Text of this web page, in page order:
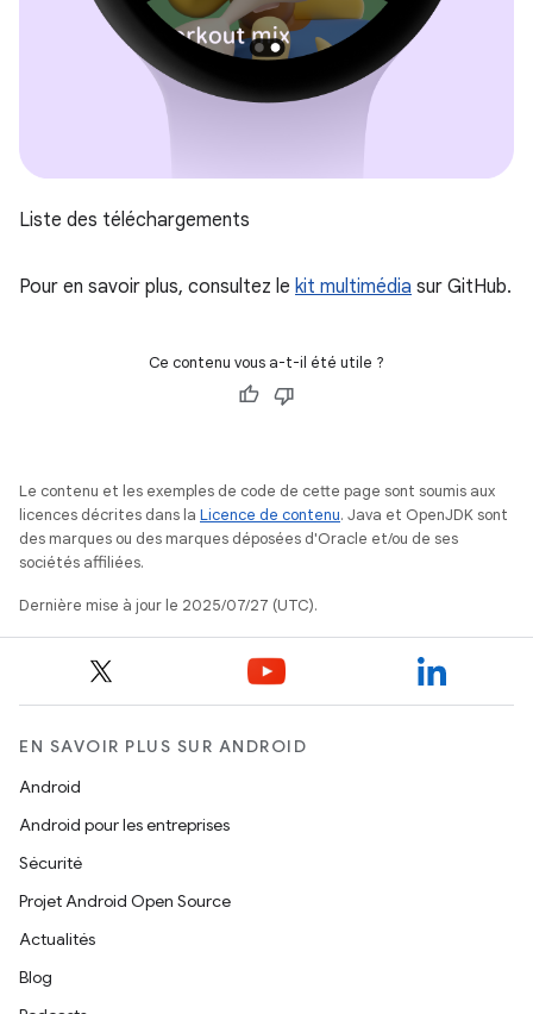
Liste des téléchargements
Pour en savoir plus, consultez le kit multimédia sur GitHub.
Ce contenu vous a-t-il été utile ?
Le contenu et les exemples de code de cette page sont soumis aux
licences décrites dans la Licence de contenu. Java et OpenJDK sont
des marques ou des marques déposées d'Oracle et/ou de ses
sociétés affiliées.
Dernière mise à jour le 2025/07/27 (UTC).
EN SAVOIR PLUS SUR ANDROID
Android
Android pour les entreprises
Sécurité
Projet Android Open Source
Actualités
Blog